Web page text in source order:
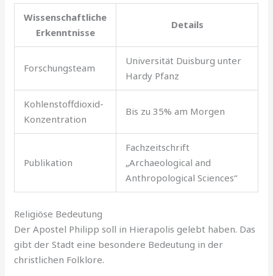
Wissenschaftliche
Erkenntnisse
Details
Forschungsteam
Universität Duisburg unter
Hardy Pfanz
Kohlenstoffdioxid-
Konzentration
Bis zu 35% am Morgen
Publikation
Fachzeitschrift
„Archaeological and
Anthropological Sciences“
Religiöse Bedeutung
Der Apostel Philipp soll in Hierapolis gelebt haben. Das
gibt der Stadt eine besondere Bedeutung in der
christlichen Folklore.